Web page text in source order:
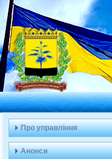
Про управління
Анонси